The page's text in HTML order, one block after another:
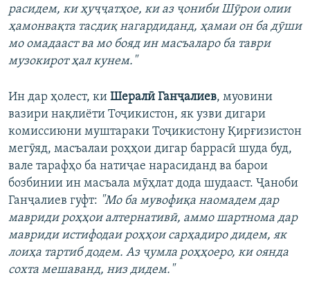
расидем, ки ҳуҷҷатҳое, ки аз ҷониби Шӯрои олии
ҳамонвақта тасдиқ нагардиданд, ҳамаи он ба дӯши
мо омадааст ва мо бояд ин масъаларо ба таври
музокирот ҳал кунем."
Ин дар ҳолест, ки Шералӣ Ганҷалиев, муовини
вазири нақлиёти Тоҷикистон, як узви дигари
комиссиюни муштараки Тоҷикистону Қирғизистон
мегӯяд, масъалаи роҳҳои дигар баррасӣ шуда буд,
вале тарафҳо ба натиҷае нарасиданд ва барои
бозбинии ин масъала мӯҳлат дода шудааст. Ҷаноби
Ганҷалиев гуфт: "Мо ба мувофиқа наомадем дар
мавриди роҳҳои алтернативӣ, аммо шартнома дар
мавриди истифодаи роҳҳои сарҳадиро дидем, як
лоиҳа тартиб додем. Аз ҷумла роҳҳоеро, ки оянда
сохта мешаванд, низ дидем."